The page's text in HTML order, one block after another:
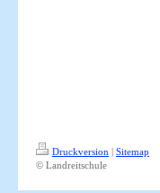
Druckversion | Sitemap
© Landreitschule